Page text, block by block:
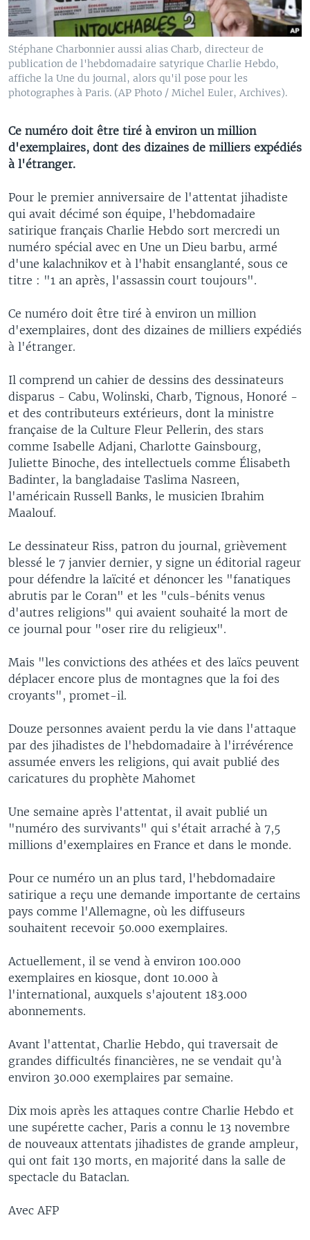
Stéphane Charbonnier aussi alias Charb, directeur de
publication de l'hebdomadaire satyrique Charlie Hebdo,
affiche la Une du journal, alors qu'il pose pour les
photographes à Paris. (AP Photo / Michel Euler, Archives).
Ce numéro doit être tiré à environ un million
d'exemplaires, dont des dizaines de milliers expédiés
à l'étranger.
Pour le premier anniversaire de l'attentat jihadiste
qui avait décimé son équipe, l'hebdomadaire
satirique français Charlie Hebdo sort mercredi un
numéro spécial avec en Une un Dieu barbu, armé
d'une kalachnikov et à l'habit ensanglanté, sous ce
titre : "1 an après, l'assassin court toujours".
Ce numéro doit être tiré à environ un million
d'exemplaires, dont des dizaines de milliers expédiés
à l'étranger.
Il comprend un cahier de dessins des dessinateurs
disparus - Cabu, Wolinski, Charb, Tignous, Honoré -
et des contributeurs extérieurs, dont la ministre
française de la Culture Fleur Pellerin, des stars
comme Isabelle Adjani, Charlotte Gainsbourg,
Juliette Binoche, des intellectuels comme Élisabeth
Badinter, la bangladaise Taslima Nasreen,
l'américain Russell Banks, le musicien Ibrahim
Maalouf.
Le dessinateur Riss, patron du journal, grièvement
blessé le 7 janvier dernier, y signe un éditorial rageur
pour défendre la laïcité et dénoncer les "fanatiques
abrutis par le Coran" et les "culs-bénits venus
d'autres religions" qui avaient souhaité la mort de
ce journal pour "oser rire du religieux".
Mais "les convictions des athées et des laïcs peuvent
déplacer encore plus de montagnes que la foi des
croyants", promet-il.
Douze personnes avaient perdu la vie dans l'attaque
par des jihadistes de l'hebdomadaire à l'irrévérence
assumée envers les religions, qui avait publié des
caricatures du prophète Mahomet
Une semaine après l'attentat, il avait publié un
"numéro des survivants" qui s'était arraché à 7,5
millions d'exemplaires en France et dans le monde.
Pour ce numéro un an plus tard, l'hebdomadaire
satirique a reçu une demande importante de certains
pays comme l'Allemagne, où les diffuseurs
souhaitent recevoir 50.000 exemplaires.
Actuellement, il se vend à environ 100.000
exemplaires en kiosque, dont 10.000 à
l'international, auxquels s'ajoutent 183.000
abonnements.
Avant l'attentat, Charlie Hebdo, qui traversait de
grandes difficultés financières, ne se vendait qu'à
environ 30.000 exemplaires par semaine.
Dix mois après les attaques contre Charlie Hebdo et
une supérette cacher, Paris a connu le 13 novembre
de nouveaux attentats jihadistes de grande ampleur,
qui ont fait 130 morts, en majorité dans la salle de
spectacle du Bataclan.
Avec AFP